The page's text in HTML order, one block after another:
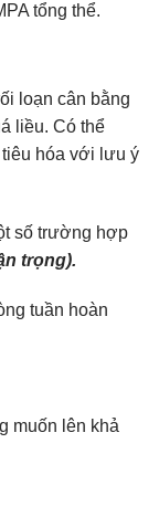
tổng thể.
loạn cân bằng
liều. Có thể
hóa với lưu ý
số trường hợp
trọng).
tuần hoàn
muốn lên khả